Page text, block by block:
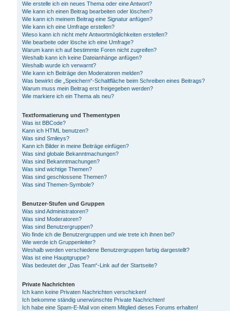
Wie erstelle ich ein neues Thema oder eine Antwort?
Wie kann ich einen Beitrag bearbeiten oder löschen?
Wie kann ich meinem Beitrag eine Signatur anfügen?
Wie kann ich eine Umfrage erstellen?
Wieso kann ich nicht mehr Antwortmöglichkeiten erstellen?
Wie bearbeite oder lösche ich eine Umfrage?
Warum kann ich auf bestimmte Foren nicht zugreifen?
Weshalb kann ich keine Dateianhänge anfügen?
Weshalb wurde ich verwarnt?
Wie kann ich Beiträge den Moderatoren melden?
Was bewirkt die „Speichern“-Schaltfläche beim Schreiben eines Beitrags?
Warum muss mein Beitrag erst freigegeben werden?
Wie markiere ich ein Thema als neu?
Textformatierung und Thementypen
Was ist BBCode?
Kann ich HTML benutzen?
Was sind Smileys?
Kann ich Bilder in meine Beiträge einfügen?
Was sind globale Bekanntmachungen?
Was sind Bekanntmachungen?
Was sind wichtige Themen?
Was sind geschlossene Themen?
Was sind Themen-Symbole?
Benutzer-Stufen und Gruppen
Was sind Administratoren?
Was sind Moderatoren?
Was sind Benutzergruppen?
Wo finde ich die Benutzergruppen und wie trete ich ihnen bei?
Wie werde ich Gruppenleiter?
Weshalb werden verschiedene Benutzergruppen farbig dargestellt?
Was ist eine Hauptgruppe?
Was bedeutet der „Das Team“-Link auf der Startseite?
Private Nachrichten
Ich kann keine Privaten Nachrichten verschicken!
Ich bekomme ständig unerwünschte Private Nachrichten!
Ich habe eine Spam-E-Mail von einem Mitglied dieses Forums erhalten!